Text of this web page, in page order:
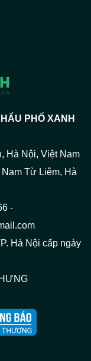
PHỐ XANH
Hà Nội, Việt Nam
Từ Liêm, Hà
-
Hà Nội cấp ngày